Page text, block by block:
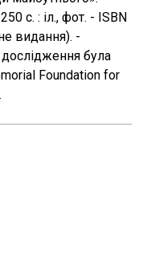
с. : іл., фот. - ISBN
видання). -
дослідження була
Foundation for